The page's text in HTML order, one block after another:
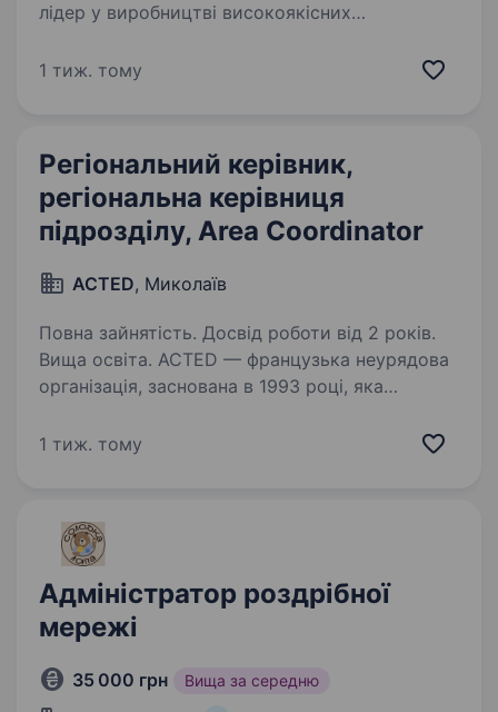
лідер у виробництві високоякісних
систем в Україні. З 2008 року ми розробляємо
1 тиж. тому
Регіональний керівник,
регіональна керівниця
підрозділу, Area Coordinator
ACTED, Миколаїв
Повна зайнятість. Досвід роботи від 2 років.
Вища освіта. ACTED — французька неурядова
організація, заснована в 1993 році, яка
постраждали від гуманітарних криз у всьому
1 тиж. тому
Адміністратор роздрібної
мережі
35 000 грн Вища за середню